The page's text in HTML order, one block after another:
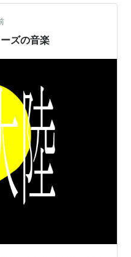
2004年特番、フジテレ
年、TBS）
、フジテレビ）
、TBS）
、テレビ朝日)
オヤジぃ。』に至るま
のドラマ・映像作品を
「…
ズの音楽